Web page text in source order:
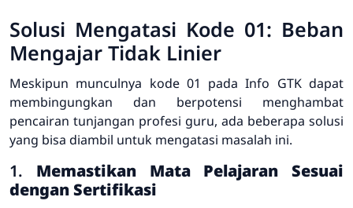
Solusi Mengatasi Kode 01: Beban
Mengajar Tidak Linier
Meskipun munculnya kode 01 pada Info GTK dapat
membingungkan dan berpotensi menghambat
pencairan tunjangan profesi guru, ada beberapa solusi
yang bisa diambil untuk mengatasi masalah ini.
1. Memastikan Mata Pelajaran Sesuai
dengan Sertifikasi